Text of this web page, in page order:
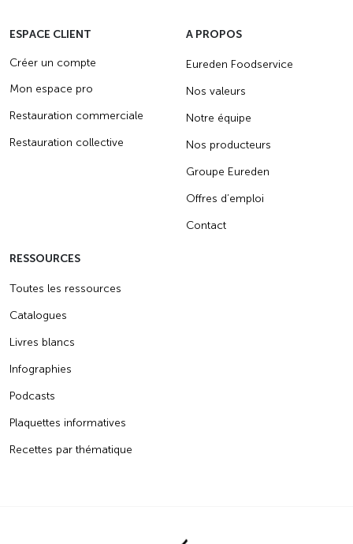
ESPACE CLIENT
Créer un compte
Mon espace pro
Restauration commerciale
Restauration collective
A PROPOS
Eureden Foodservice
Nos valeurs
Notre équipe
Nos producteurs
Groupe Eureden
Offres d’emploi
Contact
RESSOURCES
Toutes les ressources
Catalogues
Livres blancs
Infographies
Podcasts
Plaquettes informatives
Recettes par thématique